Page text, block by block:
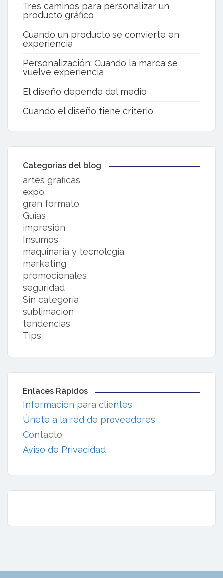
Tres caminos para personalizar un
producto gráfico
Cuando un producto se convierte en
experiencia
Personalización: Cuando la marca se
vuelve experiencia
El diseño depende del medio
Cuando el diseño tiene criterio
Categorias del blog
artes graficas
expo
gran formato
Guías
impresión
Insumos
maquinaria y tecnología
marketing
promocionales
seguridad
Sin categoría
sublimacion
tendencias
Tips
Enlaces Rápidos
Información para clientes
Únete a la red de proveedores
Contacto
Aviso de Privacidad